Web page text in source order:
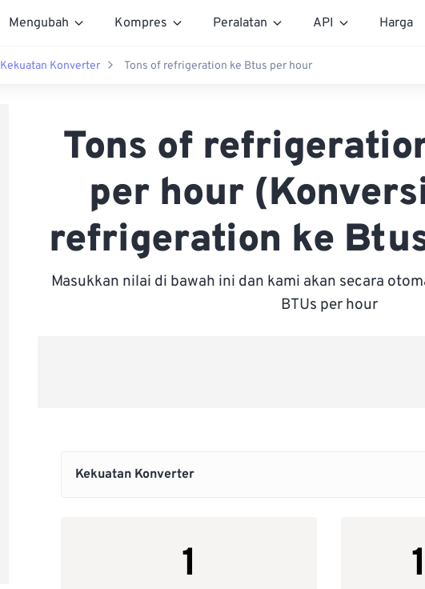
Mengubah Kompres Peralatan API Harga
Kekuatan Konverter Tons of refrigeration ke Btus per hour
Tons of
per hour
refrigeration ke
Masukkan nilai di bawah ini dan kami akan secara
BTUs per hour